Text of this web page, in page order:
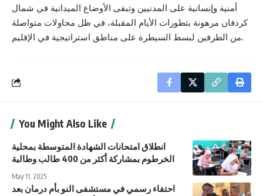
أمنية وإنسانية على المدنيين وتبقى الأوضاع الميدانية في شمال
كردفان مرهونة بتطورات الأيام المقبلة، في ظل محاولات متواصلة
من الطرفين لبسط السيطرة على مناطق استراتيجية في الإقليم.
You Might Also Like
انطلاق امتحانات الشهادة المتوسطة بمحلية
الخرطوم بمشاركة أكثر من 400 طالب وطالبة
May 11, 2025
احتفاء رسمي في مستشفى النو بأم درمان بعد